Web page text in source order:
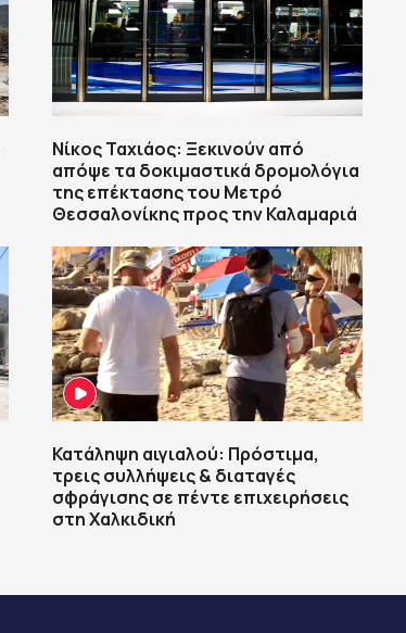
Νίκος Ταχιάος: Ξεκινούν από
απόψε τα δοκιμαστικά δρομολόγια
της επέκτασης του Μετρό
Θεσσαλονίκης προς την Καλαμαριά
Κατάληψη αιγιαλού: Πρόστιμα,
τρεις συλλήψεις & διαταγές
σφράγισης σε πέντε επιχειρήσεις
στη Χαλκιδική